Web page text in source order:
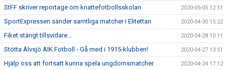
StFF skriver reportage om knattefotbollsskolan 2020-05-05 12:51
SportExpressen sänder samtliga matcher i Elitettan 2020-04-30 15:22
Fiket stängt tillsvidare... 2020-04-28 10:11
Stötta Älvsjö AIK Fotboll - Gå med i 1915-klubben! 2020-04-27 13:51
Hjälp oss att fortsatt kunna spela ungdomsmatcher 2020-04-24 17:12